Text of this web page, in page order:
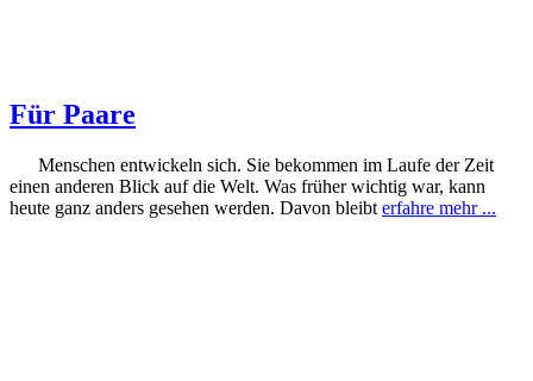
Für Paare
Menschen entwickeln sich. Sie bekommen im Laufe der Zeit
einen anderen Blick auf die Welt. Was früher wichtig war, kann
heute ganz anders gesehen werden. Davon bleibt erfahre mehr ...